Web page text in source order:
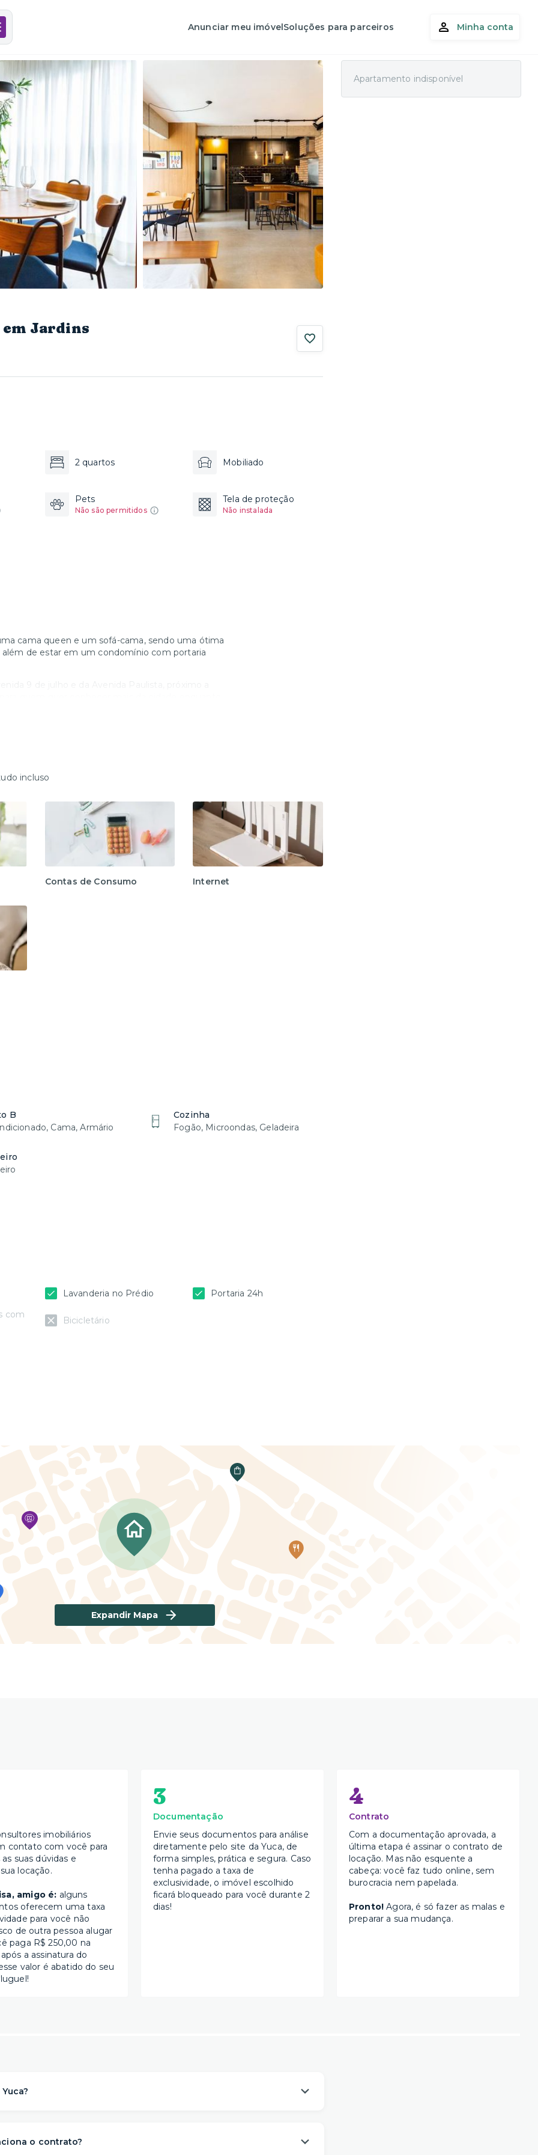
Anunciar meu imóvelSoluções para parceiros Minha conta
em Jardins
2 quartos Mobiliado
Pets
Não são permitidos
Tela de proteção
Não instalada
cama queen e um sofá-cama, sendo uma ótima
de estar em um condomínio com portaria
a nossa equipe com antecedência (valores à
Logo ao entrar, temos um espaço em conceito
forno, fogão, exaustor, geladeira, máquina
d’água, cafeteira elétrica e Nespresso, mas é
cama e TV Smart, além de um espaço com
quente e frio e oferecemos internet
queen e um sofá-cama. Dispomos de um
seca.
24h e a vaga de garagem.
as informações necessárias para a estadia,
culturais, restaurantes, bares, shoppings,
ir até os principais pontos da cidade utilizando
aplicativos, como a Uber e bicicleta.
incluso
Contas de Consumo Internet
B
Cama, Armário
Cozinha
Fogão, Microondas, Geladeira
Lavanderia no Prédio
Portaria 24h
com
Bicicletário
Apartamento indisponível
Expandir Mapa
imobiliários
contato com você para
suas dúvidas e
locação.
amigo é: alguns
oferecem uma taxa
para você não
de outra pessoa alugar
paga R$ 250,00 na
a assinatura do
valor é abatido do seu
3
Documentação
Envie seus documentos para análise
diretamente pelo site da Yuca, de
forma simples, prática e segura. Caso
tenha pagado a taxa de
exclusividade, o imóvel escolhido
ficará bloqueado para você durante 2
dias!
4
Contrato
Com a documentação aprovada, a
última etapa é assinar o contrato de
locação. Mas não esquente a
cabeça: você faz tudo online, sem
burocracia nem papelada.
Pronto! Agora, é só fazer as malas e
preparar a sua mudança.
conveniência, conforto e flexibilidade – e isso começa antes da sua
o contrato?